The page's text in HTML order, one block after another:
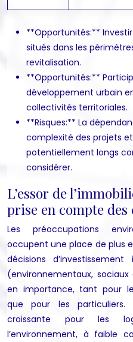
**Opportunités:**
situés dans les
revitalisation.
**Opportunités:**
développement urbain
collectivités territoriales.
**Risques:** La
complexité des projets
potentiellement longs
considérer.
L’essor de
prise en compte des
Les préoccupations
occupent une place de plus
décisions
(environnementaux,
en importance, tant pour
que pour les particuliers.
croissante pour les
l’environnement, à faible